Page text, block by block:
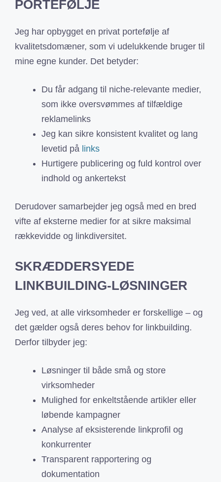
PORTEFØLJE
Jeg har opbygget en privat portefølje af
kvalitetsdomæner, som vi udelukkende bruger til
mine egne kunder. Det betyder:
Du får adgang til niche-relevante medier,
som ikke oversvømmes af tilfældige
reklamelinks
Jeg kan sikre konsistent kvalitet og lang
levetid på links
Hurtigere publicering og fuld kontrol over
indhold og ankertekst
Derudover samarbejder jeg også med en bred
vifte af eksterne medier for at sikre maksimal
rækkevidde og linkdiversitet.
SKRÆDDERSYEDE
LINKBUILDING-LØSNINGER
Jeg ved, at alle virksomheder er forskellige – og
det gælder også deres behov for linkbuilding.
Derfor tilbyder jeg:
Løsninger til både små og store
virksomheder
Mulighed for enkeltstående artikler eller
løbende kampagner
Analyse af eksisterende linkprofil og
konkurrenter
Transparent rapportering og
dokumentation